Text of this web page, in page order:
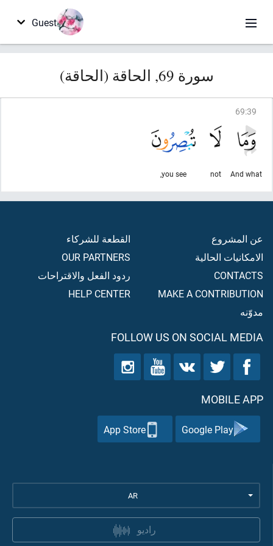
Guest
سورة 69, الحاقة (الحاقة)
69:39
And what
not
you see,
عن المشروع
الامكانيات الحالية
CONTACTS
MAKE A CONTRIBUTION
مدوّنه
القطعة للشركاء
OUR PARTNERS
ردود الفعل والاقتراحات
HELP CENTER
FOLLOW US ON SOCIAL MEDIA
MOBILE APP
Google Play
App Store
AR
راديو